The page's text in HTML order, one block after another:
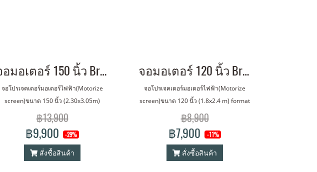
จอมอเตอร์ 150 นิ้ว Brand : AVS
จอโปรเจคเตอร์มอเตอร์ไฟฟ้า(Motorize
screen)ขนาด 150 นิ้ว (2.30x3.05m)
format 4:3 พร้อม รีโมทไร้สาย OEM มาตรา
ฐาน ยุโรป อเมริกา ฟรี ! จัดส่งทั่วประเทศ
฿13,900
฿9,900 -29%
สั่งซื้อสินค้า
จอมอเตอร์ 120 นิ้ว Brand : AVS
จอโปรเจคเตอร์มอเตอร์ไฟฟ้า(Motorize
screen)ขนาด 120 นิ้ว (1.8x2.4 m) format
4:3 พร้อม รีโมทไร้สาย OEM มาตราฐาน
ยุโรป อเมริกา ฟรี ! จัดส่งทั่วประเทศ
฿8,900
฿7,900 -11%
สั่งซื้อสินค้า